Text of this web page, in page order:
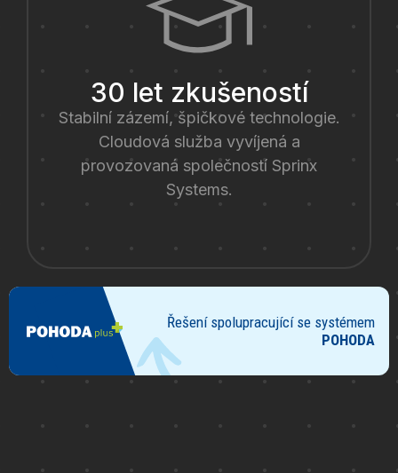
30 let zkušeností
Stabilní zázemí, špičkové technologie.
Cloudová služba vyvíjená a
provozovaná společností Sprinx
Systems.